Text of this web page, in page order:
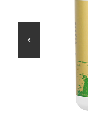
老年人
免疫力強化